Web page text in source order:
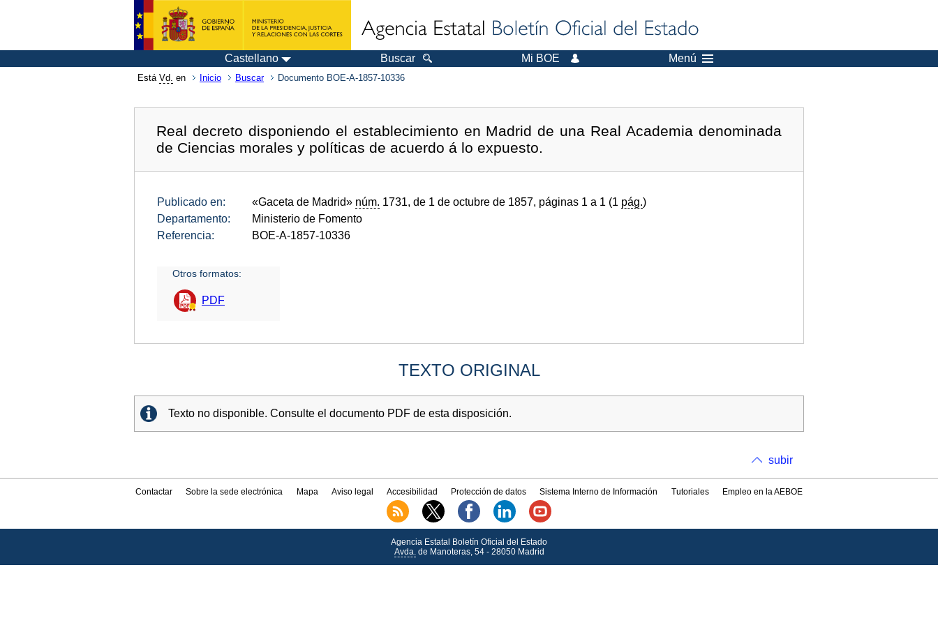
Castellano Buscar Mi BOE Menú
Está Vd. en Inicio Buscar Documento BOE-A-1857-10336
Real decreto disponiendo el establecimiento en Madrid de una Real Academia denominada
de Ciencias morales y políticas de acuerdo á lo expuesto.
Publicado en: «Gaceta de Madrid» núm. 1731, de 1 de octubre de 1857, páginas 1 a 1 (1 pág.)
Departamento:
Ministerio de Fomento
Referencia:
BOE-A-1857-10336
Otros formatos:
PDF
TEXTO ORIGINAL
Texto no disponible. Consulte el documento PDF de esta disposición.
subir
Contactar Sobre la sede electrónica Mapa Aviso legal Accesibilidad Protección de datos Sistema Interno de Información Tutoriales Empleo en la AEBOE
Agencia Estatal Boletín Oficial del Estado
Avda.de Manoteras, 54 - 28050 Madrid